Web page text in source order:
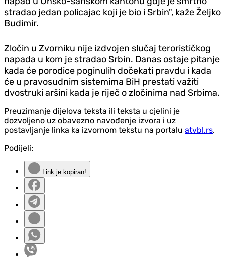
stradao jedan policajac koji je bio i Srbin", kaže Željko
Budimir.
Zločin u Zvorniku nije izdvojen slučaj terorističkog
napada u kom je stradao Srbin. Danas ostaje pitanje
kada će porodice poginulih dočekati pravdu i kada
će u pravosudnim sistemima BiH prestati važiti
dvostruki aršini kada je riječ o zločinima nad Srbima.
Preuzimanje dijelova teksta ili teksta u cjelini je
dozvoljeno uz obavezno navođenje izvora i uz
postavljanje linka ka izvornom tekstu na portalu atvbl.rs.
Podijeli:
Link je kopiran!